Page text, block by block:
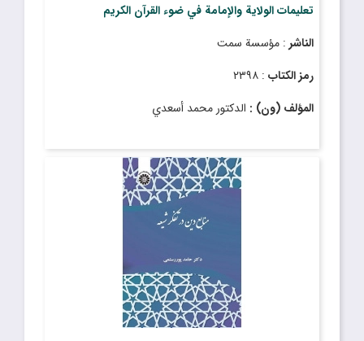
تعليمات الولاية والإمامة في ضوء القرآن الكريم
الناشر : مؤسسة سمت
رمز الكتاب : ٢٣٩٨
المؤلف (ون) : الدكتور محمد أسعدي